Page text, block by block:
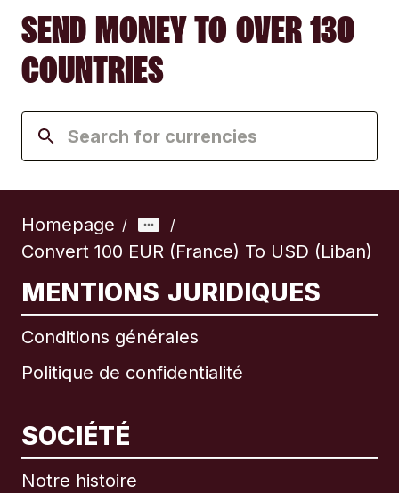
SEND MONEY TO OVER 130
COUNTRIES
Homepage / /
Convert 100 EUR (France) To USD (Liban)
MENTIONS JURIDIQUES
Conditions générales
Politique de confidentialité
SOCIÉTÉ
Notre histoire